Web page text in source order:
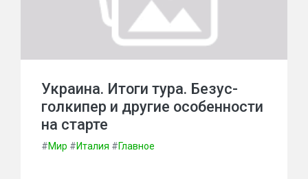
Украина. Итоги тура. Безус-
голкипер и другие особенности
на старте
#Мир #Италия #Главное